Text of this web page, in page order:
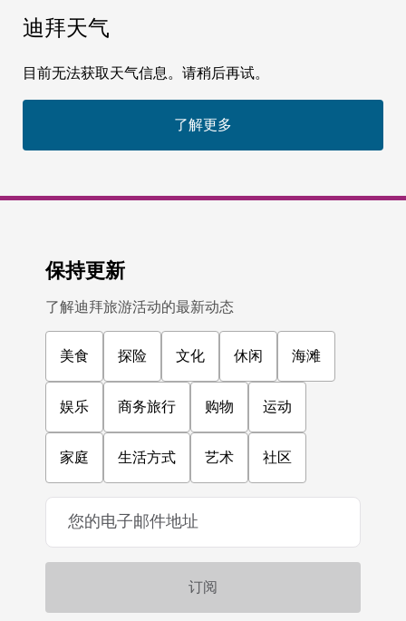
迪拜天气
目前无法获取天气信息。请稍后再试。
了解更多
保持更新
了解迪拜旅游活动的最新动态
美食 探险 文化 休闲 海滩
娱乐 商务旅行 购物 运动
家庭 生活方式 艺术 社区